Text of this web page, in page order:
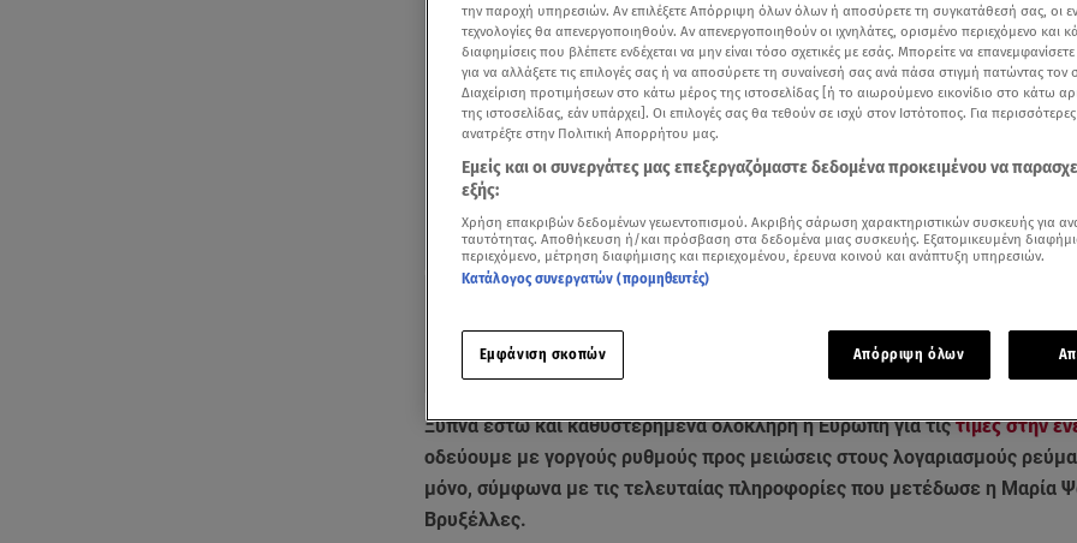
Add star.gr on Google
Ξυπνά έστω και καθυστερημένα ολόκληρη η Ευρώπη για τιςτιμές στην
οδεύουμε με γοργούς ρυθμούς προς μειώσεις στους λογαριασμούς
μόνο, σύμφωνα με τις τελευταίας πληροφορίες που μετέδωσε η Μαρία
Βρυξέλλες.
την παροχή υπηρεσιών. Αν επιλέξετε Απόρριψη όλων όλων ή αποσύρετε τη συγκατάθεσή σας, οι
τεχνολογίες θα απενεργοποιηθούν. Αν απενεργοποιηθούν οι ιχνηλάτες, ορισμένο περιεχόμενο και
διαφημίσεις που βλέπετε ενδέχεται να μην είναι τόσο σχετικές με εσάς. Μπορείτε να
για να αλλάξετε τις επιλογές σας ή να αποσύρετε τη συναίνεσή σας ανά πάσα στιγμή πατώντας τον
Διαχείριση προτιμήσεων στο κάτω μέρος της ιστοσελίδας [ή το αιωρούμενο εικονίδιο στο κάτω
της ιστοσελίδας, εάν υπάρχει]. Οι επιλογές σας θα τεθούν σε ισχύ στον Ιστότοπος. Για
ανατρέξτε στην Πολιτική Απορρήτου μας.
Εμείς και οι συνεργάτες μας επεξεργαζόμαστε δεδομένα προκειμένου να
εξής:
Χρήση επακριβών δεδομένων γεωεντοπισμού. Ακριβής σάρωση χαρακτηριστικών συσκευής για
ταυτότητας. Αποθήκευση ή/και πρόσβαση στα δεδομένα μιας συσκευής. Εξατομικευμένη
περιεχόμενο, μέτρηση διαφήμισης και περιεχομένου, έρευνα κοινού και ανάπτυξη υπηρεσιών.
Κατάλογος συνεργατών (προμηθευτές)
Εμφάνιση σκοπών Απόρριψη όλων